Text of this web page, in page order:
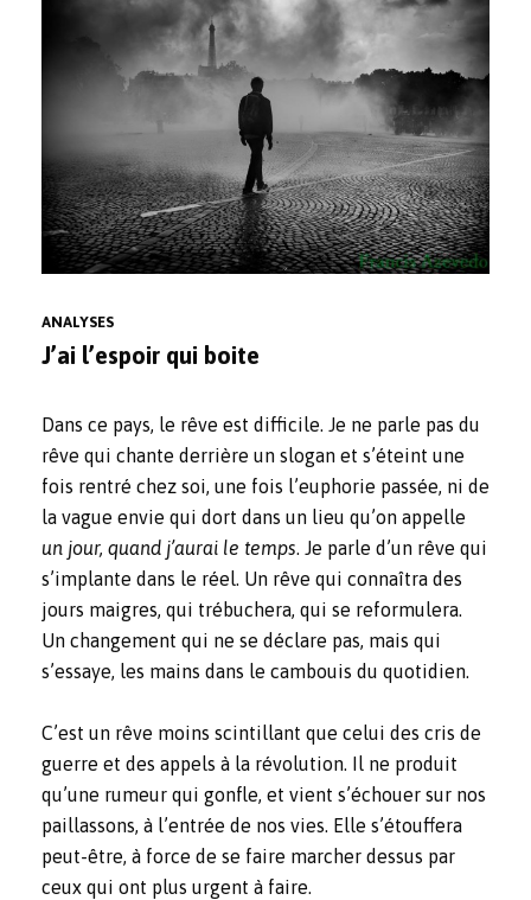
ANALYSES
J’ai l’espoir qui boite
Dans ce pays, le rêve est difficile. Je ne parle pas du
rêve qui chante derrière un slogan et s’éteint une
fois rentré chez soi, une fois l’euphorie passée, ni de
la vague envie qui dort dans un lieu qu’on appelle
un jour, quand j’aurai le temps. Je parle d’un rêve qui
s’implante dans le réel. Un rêve qui connaîtra des
jours maigres, qui trébuchera, qui se reformulera.
Un changement qui ne se déclare pas, mais qui
s’essaye, les mains dans le cambouis du quotidien.
C’est un rêve moins scintillant que celui des cris de
guerre et des appels à la révolution. Il ne produit
qu’une rumeur qui gonfle, et vient s’échouer sur nos
paillassons, à l’entrée de nos vies. Elle s’étouffera
peut-être, à force de se faire marcher dessus par
ceux qui ont plus urgent à faire.